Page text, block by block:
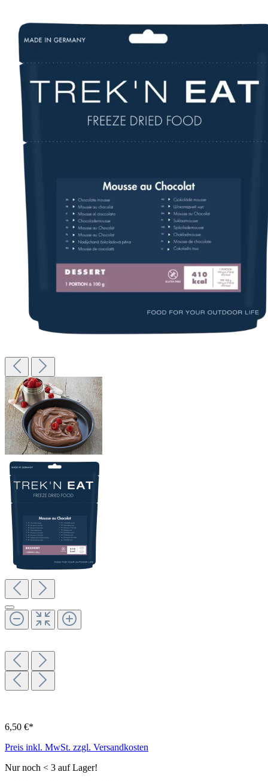
6,50 €*
Preis inkl. MwSt. zzgl. Versandkosten
Nur noch < 3 auf Lager!